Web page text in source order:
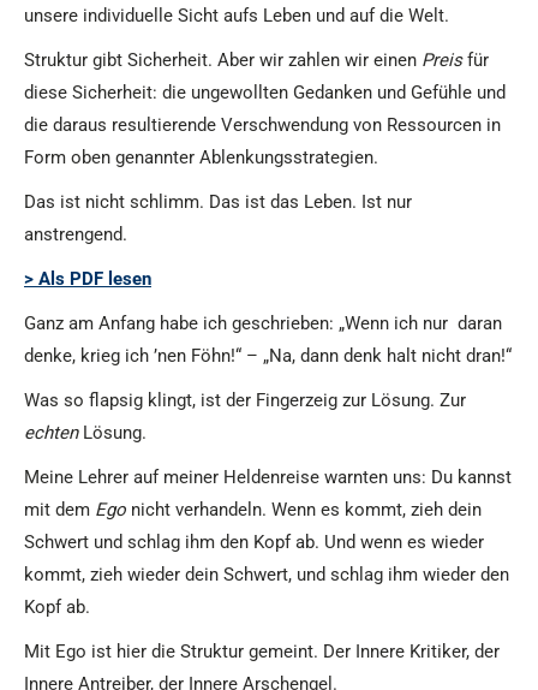
unsere individuelle Sicht aufs Leben und auf die Welt.
Struktur gibt Sicherheit. Aber wir zahlen wir einen Preisfür
diese Sicherheit: die ungewollten Gedanken und Gefühle und
die daraus resultierende Verschwendung von Ressourcen in
Form oben genannter Ablenkungsstrategien.
Das ist nicht schlimm. Das ist das Leben. Ist nur
anstrengend.
> Als PDF lesen
Ganz am Anfang habe ich geschrieben: „Wenn ich nur daran
denke, krieg ich ’nen Föhn!“ – „Na, dann denk halt nicht dran!“
Was so flapsig klingt, ist der Fingerzeig zur Lösung. Zur
echtenLösung.
Meine Lehrer auf meiner Heldenreise warnten uns: Du kannst
mit dem Ego nicht verhandeln. Wenn es kommt, zieh dein
Schwert und schlag ihm den Kopf ab. Und wenn es wieder
kommt, zieh wieder dein Schwert, und schlag ihm wieder den
Kopf ab.
Mit Ego ist hier die Struktur gemeint. Der Innere Kritiker, der
Innere Antreiber, der Innere Arschengel.